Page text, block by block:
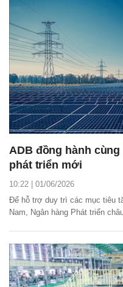
ADB đồng hành
phát triển mới
10:22 | 01/06/2026
Để hỗ trợ duy trì các mục tiêu
Nam, Ngân hàng Phát triển